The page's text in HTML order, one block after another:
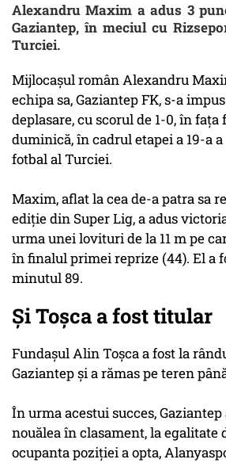
Alexandru Maxim a adus 3
Gaziantep, în meciul cu
Turciei.
Mijlocaşul român Alexandru
echipa sa, Gaziantep FK, s-a
deplasare, cu scorul de 1-0, în
duminică, în cadrul etapei a 19-a
fotbal al Turciei.
Maxim, aflat la cea de-a patra sa
ediţie din Super Lig, a adus
urma unei lovituri de la 11 m pe
în finalul primei reprize (44). El a
minutul 89.
Și Toșca a fost titular
Fundaşul Alin Toşca a fost la
Gaziantep şi a rămas pe teren
În urma acestui succes,
nouălea în clasament, la egalitate
ocupanta poziţiei a opta,